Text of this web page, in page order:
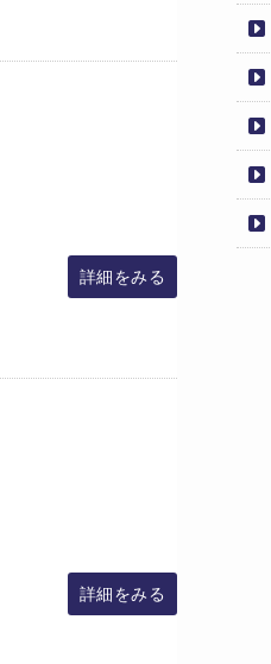
詳細をみる
詳細をみる